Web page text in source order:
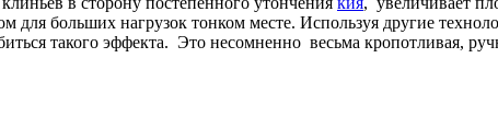
для больших нагрузок тонком месте. Используя другие
такого эффекта. Это несомненно весьма кропотливая,